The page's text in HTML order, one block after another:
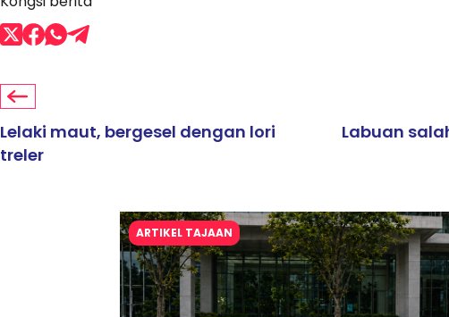
Lelaki maut, bergesel dengan lori
treler
Labuan
ARTIKEL TAJAAN